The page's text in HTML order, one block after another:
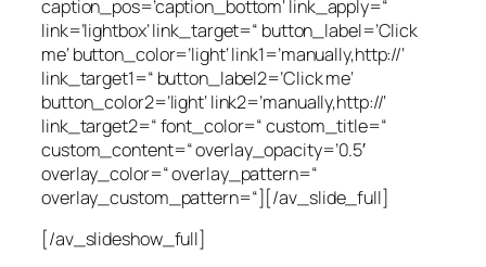
caption_pos=’caption_bottom‘ link_apply=“
link=’lightbox‘ link_target=“ button_label=’Click
me‘ button_color=’light‘ link1=’manually,http://‘
link_target1=“ button_label2=’Click me‘
button_color2=’light‘ link2=’manually,http://‘
link_target2=“ font_color=“ custom_title=“
custom_content=“ overlay_opacity=’0.5′
overlay_color=“ overlay_pattern=“
overlay_custom_pattern=“][/av_slide_full]
[/av_slideshow_full]